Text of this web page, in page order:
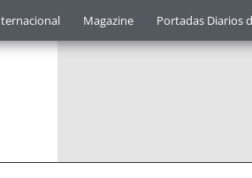
Magazine Portadas Diarios